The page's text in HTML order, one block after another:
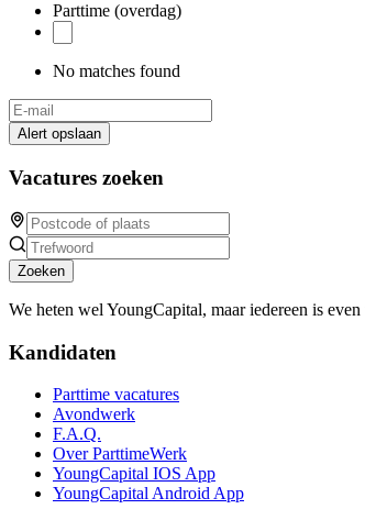
Parttime (overdag)
No matches found
Alert opslaan
Vacatures zoeken
Zoeken
We heten wel YoungCapital, maar iedereen is
Kandidaten
Parttime vacatures
Avondwerk
F.A.Q.
Over ParttimeWerk
YoungCapital IOS App
YoungCapital Android App